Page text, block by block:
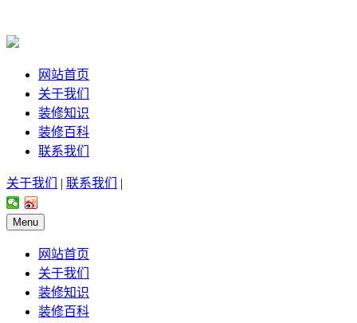
网站首页
关于我们
装修知识
装修百科
联系我们
关于我们 | 联系我们 |
Menu
网站首页
关于我们
装修知识
装修百科